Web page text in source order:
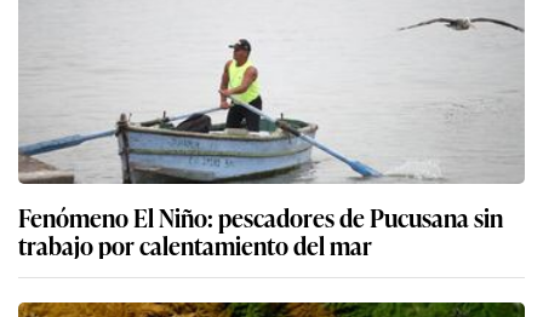
Fenómeno El Niño: pescadores de Pucusana sin
trabajo por calentamiento del mar